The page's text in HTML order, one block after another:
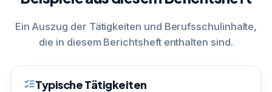
Ein Auszug der Tätigkeiten und Berufsschulinhalte,
die in diesem Berichtsheft enthalten sind.
Typische Tätigkeiten